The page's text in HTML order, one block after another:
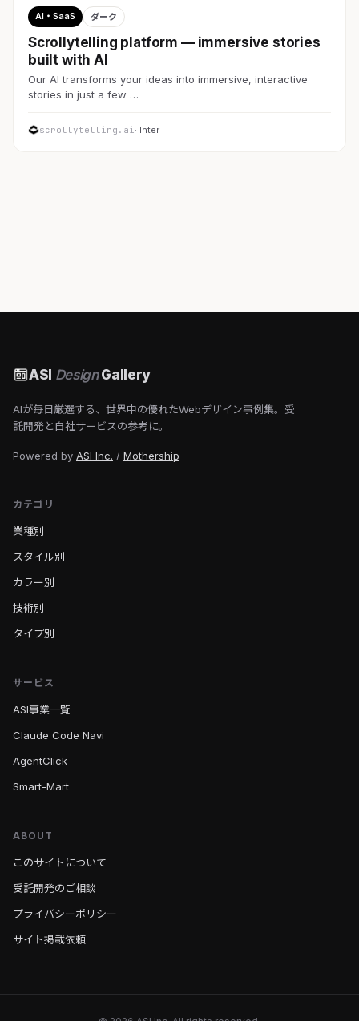
AI・SaaS ダーク
Scrollytelling platform — immersive stories
built with AI
Our AI transforms your ideas into immersive, interactive
stories in just a few …
scrollytelling.ai· Inter
ASI DesignGallery
AIが毎日厳選する、世界中の優れたWebデザイン事例集。受
託開発と自社サービスの参考に。
Powered by ASI Inc. / Mothership
カテゴリ
業種別
スタイル別
カラー別
技術別
タイプ別
サービス
ASI事業一覧
Claude Code Navi
AgentClick
Smart-Mart
ABOUT
このサイトについて
受託開発のご相談
プライバシーポリシー
サイト掲載依頼